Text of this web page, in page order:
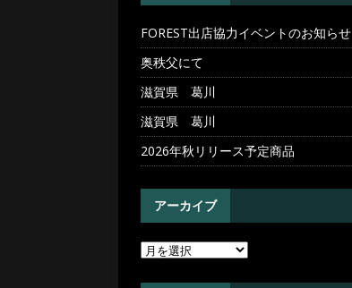
FOREST出店協力イベントのお知らせ
奥秩父にて
滋賀県 葛川
滋賀県 葛川
2026年秋リリース予定商品
アーカイブ